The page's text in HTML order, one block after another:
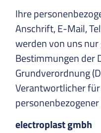
Ihre
Anschrift, E-Mail,
werden von uns
Bestimmungen der
Grundverordnung
Verantwortlicher
electroplast gmbh